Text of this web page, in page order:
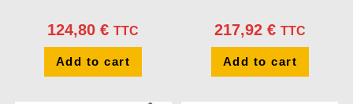
124,80€ TTC
Add to cart
217,92 € TTC
Add to cart